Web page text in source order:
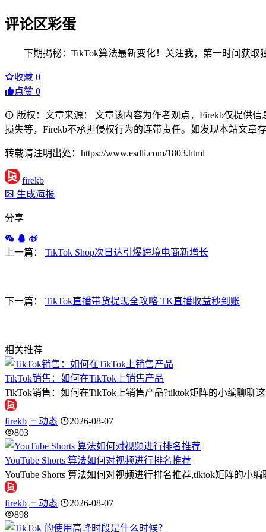
评论区彩蛋
下期揭秘：TikTok算法最新变化！关注我，第一时间获
收藏 0
点赞 0
版权：文章来源： 文章该内容为作者观点，Firekb仅提供
损失等，Firekb不承担侵权行为的连带责任。如发现本站文章
转载请注明出处：https://www.esdli.com/1803.html
firekb
生成海报
分享
上一篇： TikTok Shop次日达引爆跨境电商新增长
下一篇： TikTok直播带货提现全攻略 TK直播收益秒到账
相关推荐
TikTok销售：如何在TikTok上销售产品
TikTok销售：如何在TikTok上销售产品?tiktok矩阵的小编聊
firekb 动态
2026-08-07
803
YouTube Shorts 算法如何对视频进行排名推荐
YouTube Shorts 算法如何对视频进行排名推荐,tiktok矩阵的小
firekb 动态
2026-08-07
898